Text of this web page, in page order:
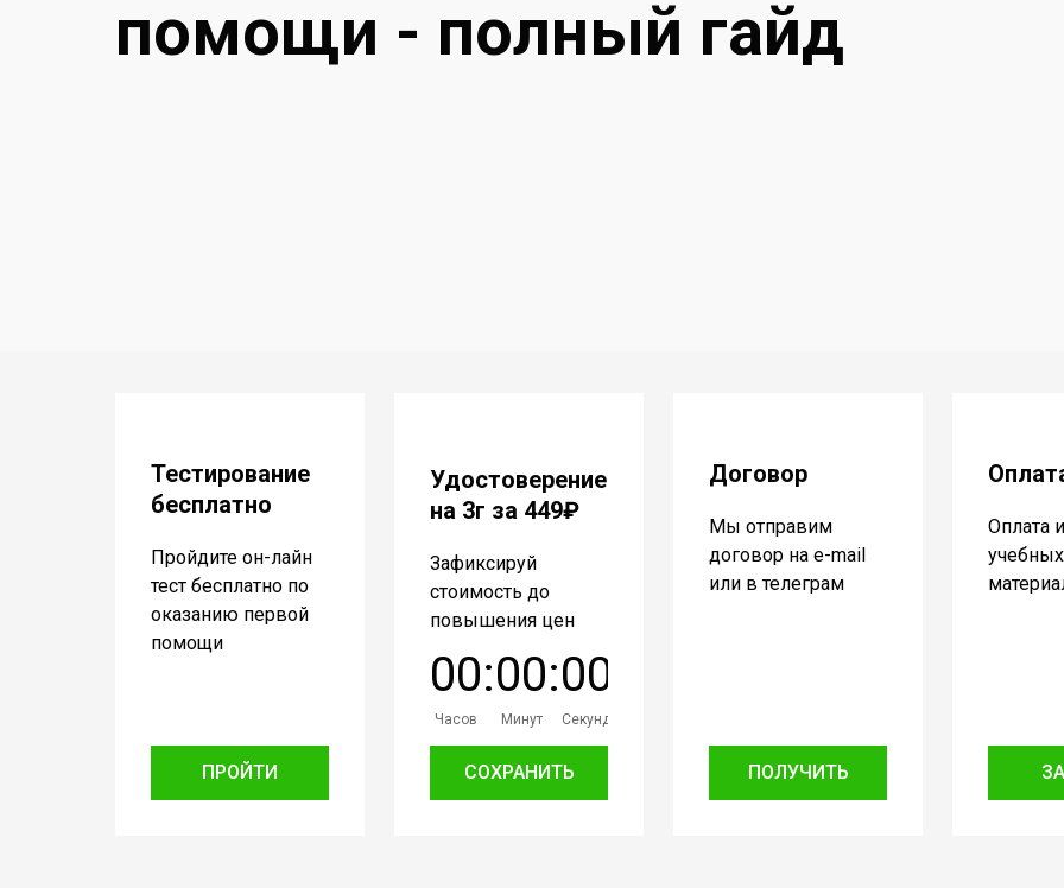
помощи - полный гайд
Тестирование
бесплатно
Пройдите он-лайн
тест бесплатно по
оказанию первой
помощи
ПРОЙТИ
Удостоверение
на 3г за 449₽
Зафиксируй
стоимость до
повышения цен
00
Часов
:00
Минут
:00
Секунд
СОХРАНИТЬ
Договор
Мы отправим
договор на e-mail
или в телеграм
ПОЛУЧИТЬ
Оплата
учебных